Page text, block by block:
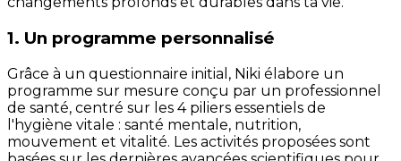
1. Un programme personnalisé
Grâce à un questionnaire initial, Niki élabore un
programme sur mesure conçu par un professionnel
de santé, centré sur les 4 piliers essentiels de
l'hygiène vitale : santé mentale, nutrition,
mouvement et vitalité. Les activités proposées sont